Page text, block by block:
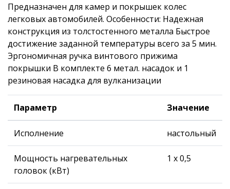
Предназначен для камер и покрышек колес
легковых автомобилей. Особенности: Надежная
конструкция из толстостенного металла Быстрое
достижение заданной температуры всего за 5 мин.
Эргономичная ручка винтового прижима
покрышки В комплекте 6 метал. насадок и 1
резиновая насадка для вулканизации
Параметр Значение
Исполнение настольный
Мощность нагревательных
головок (кВт)
1 х 0,5